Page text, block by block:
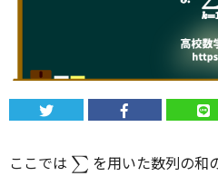
ここでは \sum
∑ を用いた数列の和